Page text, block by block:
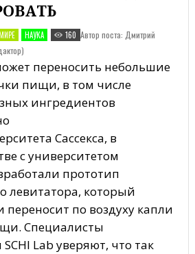
НАУКА 160 Автор поста: Дмитрий
переносить небольшие
пищи, в том числе
ингредиентов
Сассекса, в
с университетом
прототип
левитатора, который
переносит по воздуху капли
Специалисты
Lab уверяют, что так